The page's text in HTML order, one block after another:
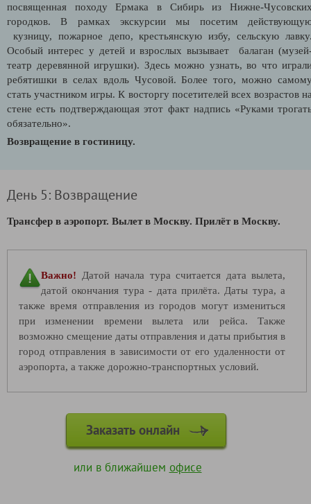
посвященная походу Ермака в Сибирь из Нижне-
городков. В рамках экскурсии мы посетим
кузницу, пожарное депо, крестьянскую избу, сельскую
Особый интерес у детей и взрослых вызывает балаган
театр деревянной игрушки). Здесь можно узнать, во что
ребятишки в селах вдоль Чусовой. Более того, можно
стать участником игры. К восторгу посетителей всех возрастов
стене есть подтверждающая этот факт надпись «Руками
обязательно».
Возвращение в гостиницу.
День 5: Возвращение
Трансфер в аэропорт. Вылет в Москву. Прилёт в Москву.
Важно! Датой начала тура считается дата вылета,
датой окончания тура - дата прилёта. Даты тура, а
также время отправления из городов могут измениться
при изменении времени вылета или рейса. Также
возможно смещение даты отправления и даты прибытия в
город отправления в зависимости от его удаленности от
аэропорта, а также дорожно-транспортных условий.
Заказать онлайн
или в ближайшем офисе